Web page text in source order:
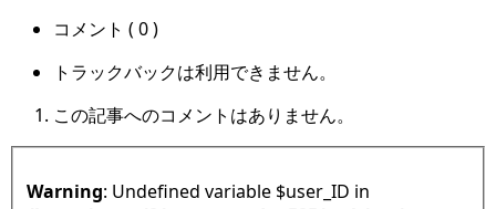
コメント ( 0 )
トラックバックは利用できません。
この記事へのコメントはありません。
Warning : Undefined variable $user_ID in